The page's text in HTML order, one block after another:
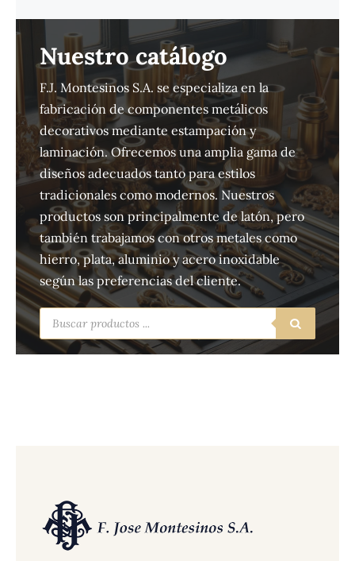
Nuestro catálogo
F.J. Montesinos S.A. se especializa en la
fabricación de componentes metálicos
decorativos mediante estampación y
laminación. Ofrecemos una amplia gama de
diseños adecuados tanto para estilos
tradicionales como modernos. Nuestros
productos son principalmente de latón, pero
también trabajamos con otros metales como
hierro, plata, aluminio y acero inoxidable
según las preferencias del cliente.
Búsqueda
de
productos